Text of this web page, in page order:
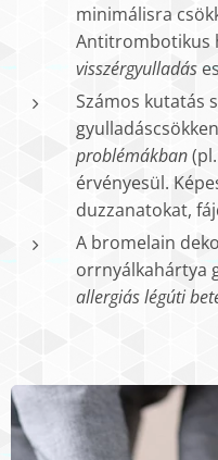
minimálisra
Antitrombotikus
visszérgyulladás
Számos kutatás
problémákban
érvényesül.
duzzanatokat,
A bromelain
orrnyálkahártya
allergiás légúti